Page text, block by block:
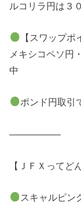
ルコリラ円は３
【スワップポ
メキシコペソ円
中
ポンド円取引
—————–
【ＪＦＸってど
スキャルピン